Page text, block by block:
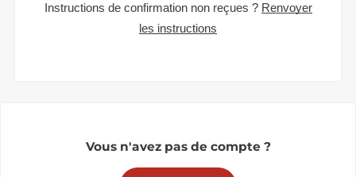
Instructions de confirmation non reçues ? Renvoyer
les instructions
Vous n'avez pas de compte ?